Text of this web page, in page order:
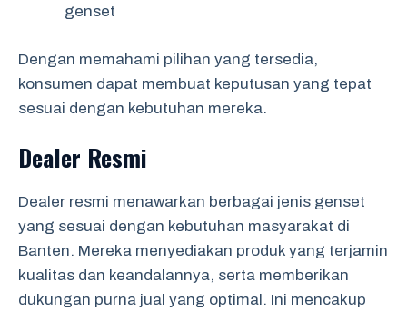
genset
Dengan memahami pilihan yang tersedia,
konsumen dapat membuat keputusan yang tepat
sesuai dengan kebutuhan mereka.
Dealer Resmi
Dealer resmi menawarkan berbagai jenis genset
yang sesuai dengan kebutuhan masyarakat di
Banten. Mereka menyediakan produk yang terjamin
kualitas dan keandalannya, serta memberikan
dukungan purna jual yang optimal. Ini mencakup